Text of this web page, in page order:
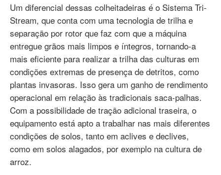
Um diferencial dessas colheitadeiras é o Sistema Tri-
Stream, que conta com uma tecnologia de trilha e
separação por rotor que faz com que a máquina
entregue grãos mais limpos e íntegros, tornando-a
mais eficiente para realizar a trilha das culturas em
condições extremas de presença de detritos, como
plantas invasoras. Isso gera um ganho de rendimento
operacional em relação às tradicionais saca-palhas.
Com a possibilidade de tração adicional traseira, o
equipamento está apto a trabalhar nas mais diferentes
condições de solos, tanto em aclives e declives,
como em solos alagados, por exemplo na cultura de
arroz.